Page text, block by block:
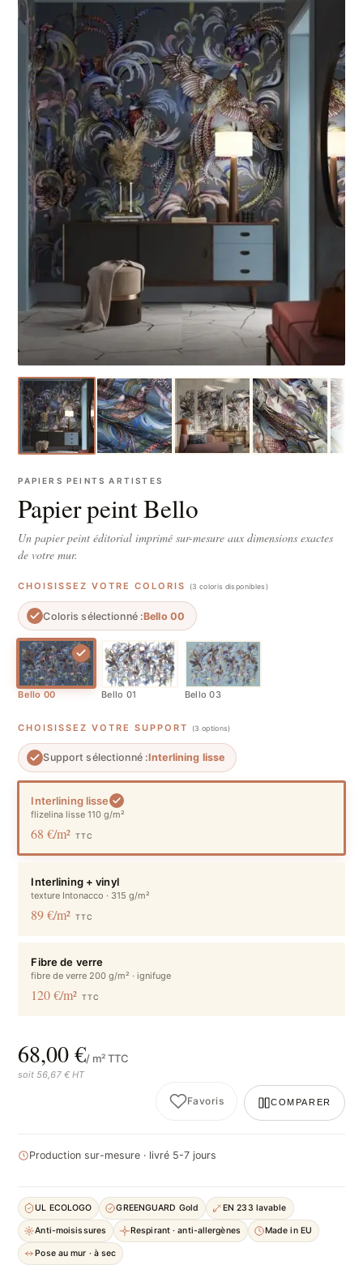
PAPIERS PEINTS ARTISTES
Papier peint Bello
Un papier peint éditorial imprimé sur-mesure aux dimensions exactes
de votre mur.
CHOISISSEZ VOTRE COLORIS (3 coloris disponibles)
Coloris sélectionné :Bello 00
Bello 00 Bello 01 Bello 03
CHOISISSEZ VOTRE SUPPORT (3 options)
Support sélectionné :Interlining lisse
Interlining lisse
flizelina lisse 110 g/m²
68 €/m² TTC
Interlining + vinyl
texture Intonacco · 315 g/m²
89 €/m² TTC
Fibre de verre
fibre de verre 200 g/m² · ignifuge
120 €/m² TTC
68,00 €/ m² TTC
soit 56,67 € HT
Favoris COMPARER
Production sur-mesure · livré 5-7 jours
UL ECOLOGO GREENGUARD Gold EN 233 lavable
Anti-moisissures Respirant · anti-allergènes Made in EU
Pose au mur · à sec